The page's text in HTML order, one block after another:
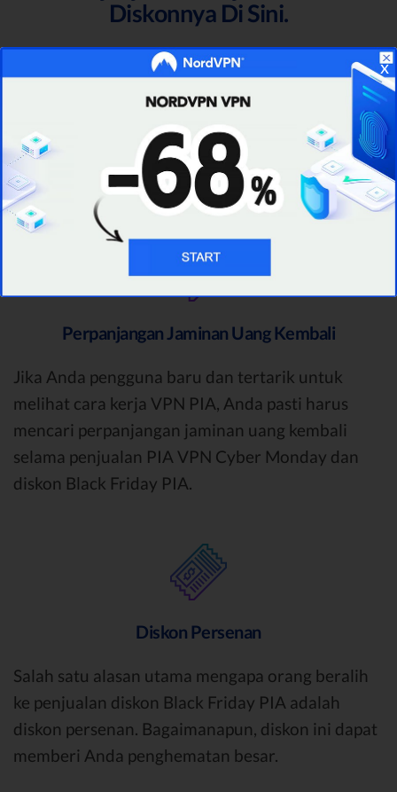
Diskonnya Di Sini.
Masing-masing diskon Black Friday PIA yang
akan Anda temukan di situs kami telah dipilih
secara seksama oleh tim ahli kami untuk
menyediakan Anda diskon paling mutakhir.
Perpanjangan Jaminan Uang Kembali
Jika Anda pengguna baru dan tertarik untuk
melihat cara kerja VPN PIA, Anda pasti harus
mencari perpanjangan jaminan uang kembali
selama penjualan PIA VPN Cyber Monday dan
diskon Black Friday PIA.
Diskon Persenan
Salah satu alasan utama mengapa orang beralih
ke penjualan diskon Black Friday PIA adalah
diskon persenan. Bagaimanapun, diskon ini dapat
memberi Anda penghematan besar.
x